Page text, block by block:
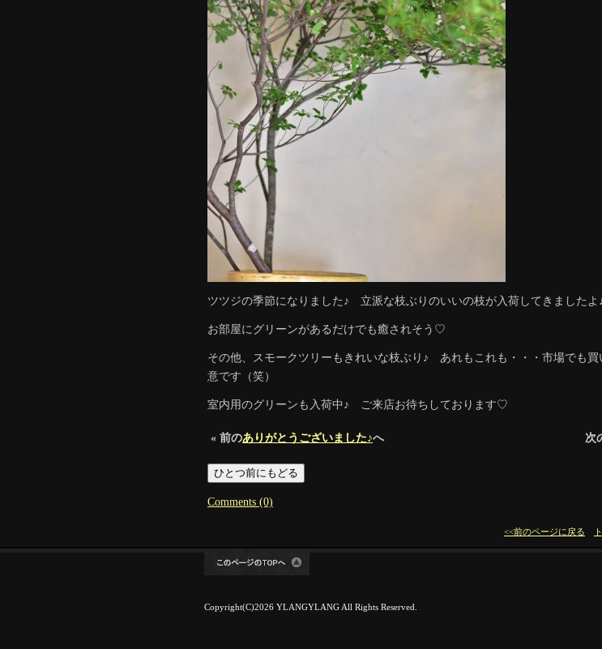
ツツジの季節になりました♪ 立派な枝ぶりのいいの枝が入荷してきましたよ
お部屋にグリーンがあるだけでも癒されそう♡
その他、スモークツリーもきれいな枝ぶり♪ あれもこれも・・・市場でも買
意です（笑）
室内用のグリーンも入荷中♪ ご来店お待ちしております♡
« 前のありがとうございました♪へ 次
Comments (0)
<<前のページに戻る
Copyright(C)2026 YLANGYLANG All Rights Reserved.